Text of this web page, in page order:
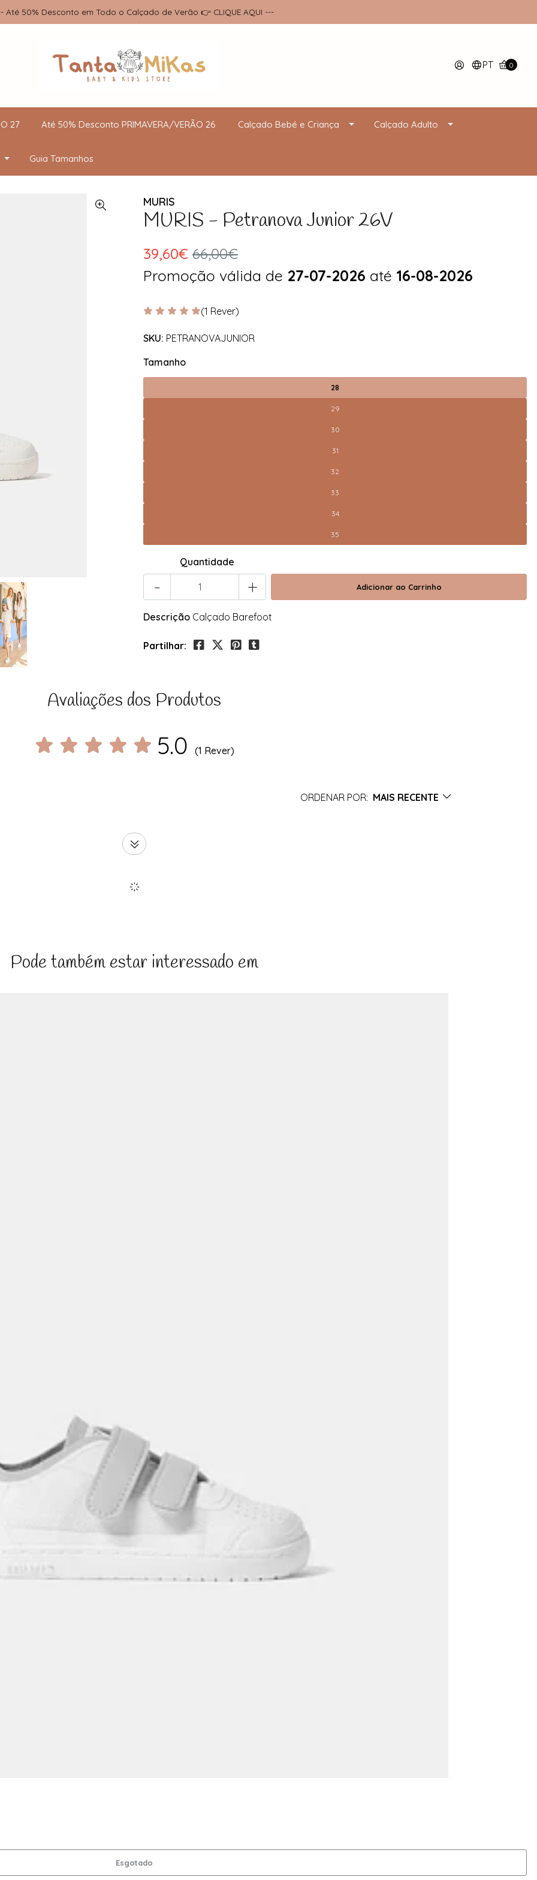
Até 50% Desconto em Todo o Calçado de Verão 👉 CLIQUE AQUI ---
PT 0
27 Até 50% Desconto PRIMAVERA/VERÃO 26 Calçado Bebé e Criança Calçado Adulto
Guia Tamanhos
MURIS
MURIS - Petranova Junior 26V
39,60€ 66,00€
Promoção válida de 27-07-2026 até 16-08-2026
(1 Rever)
SKU: PETRANOVAJUNIOR
Tamanho
28
29
30
31
32
33
34
35
Quantidade
- +
Descrição Calçado Barefoot
Partilhar:
Avaliações dos Produtos
5.0 (1 Rever)
ORDENAR POR: MAIS RECENTE
Pode também estar interessado em
Esgotado